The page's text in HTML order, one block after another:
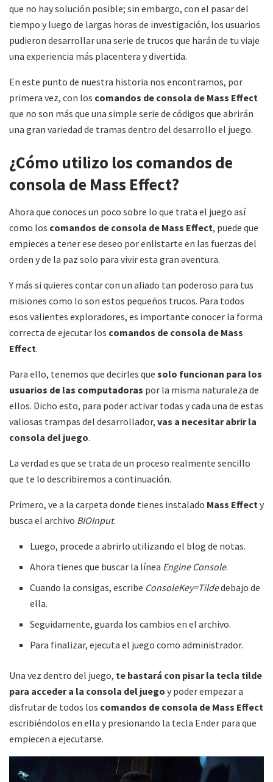
que no hay solución posible; sin embargo, con el pasar del
tiempo y luego de largas horas de investigación, los usuarios
pudieron desarrollar una serie de trucos que harán de tu viaje
una experiencia más placentera y divertida.
En este punto de nuestra historia nos encontramos, por
primera vez, con los comandos de consola de Mass Effect
que no son más que una simple serie de códigos que abrirán
una gran variedad de tramas dentro del desarrollo el juego.
¿Cómo utilizo los comandos de
consola de Mass Effect?
Ahora que conoces un poco sobre lo que trata el juego así
como los comandos de consola de Mass Effect, puede que
empieces a tener ese deseo por enlistarte en las fuerzas del
orden y de la paz solo para vivir esta gran aventura.
Y más si quieres contar con un aliado tan poderoso para tus
misiones como lo son estos pequeños trucos. Para todos
esos valientes exploradores, es importante conocer la forma
correcta de ejecutar los comandos de consola de Mass
Effect.
Para ello, tenemos que decirles que solo funcionan para los
usuarios de las computadoras por la misma naturaleza de
ellos. Dicho esto, para poder activar todas y cada una de estas
valiosas trampas del desarrollador, vas a necesitar abrir la
consola del juego.
La verdad es que se trata de un proceso realmente sencillo
que te lo describiremos a continuación.
Primero, ve a la carpeta donde tienes instalado Mass Effect y
busca el archivo BIOInput.
Luego, procede a abrirlo utilizando el blog de notas.
Ahora tienes que buscar la línea Engine Console.
Cuando la consigas, escribe ConsoleKey=Tildedebajo de
ella.
Seguidamente, guarda los cambios en el archivo.
Para finalizar, ejecuta el juego como administrador.
Una vez dentro del juego, te bastará con pisar la tecla tilde
para acceder a la consola del juego y poder empezar a
disfrutar de todos los comandos de consola de Mass Effect
escribiéndolos en ella y presionando la tecla Ender para que
empiecen a ejecutarse.